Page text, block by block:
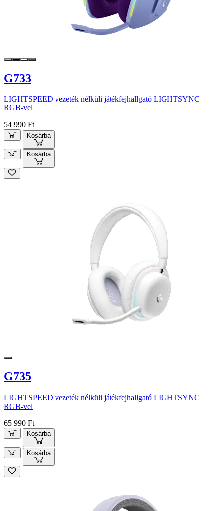
G733
LIGHTSPEED vezeték nélküli játékfejhallgató LIGHTSYNC
RGB-vel
54 990 Ft
Kosárba
Kosárba
G735
LIGHTSPEED vezeték nélküli játékfejhallgató LIGHTSYNC
RGB-vel
65 990 Ft
Kosárba
Kosárba